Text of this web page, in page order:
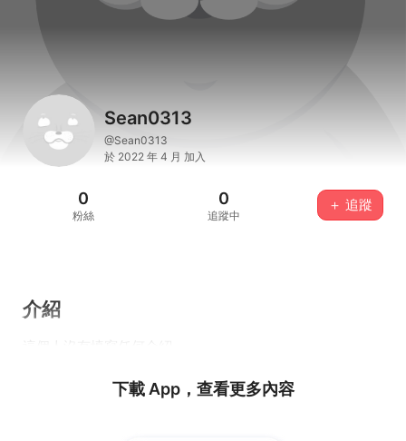
Sean0313
@Sean0313
於 2022 年 4 月 加入
0
粉絲
0
追蹤中
＋ 追蹤
介紹
下載 App，查看更多內容